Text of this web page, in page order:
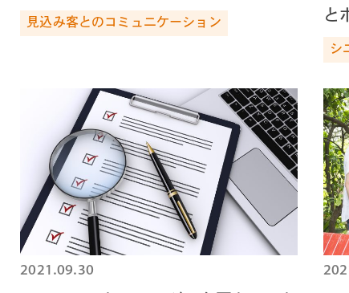
見込み客とのコミュニケーション
と
シ
2021.09.30